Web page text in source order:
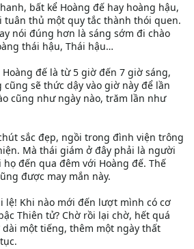
bất kể Hoàng đế hay hoàng hậu,
tuân thủ một quy tắc thành thói quen.
nói đúng hơn là sáng sớm đi chào
thái hậu, Thái hậu…
đế là từ 5 giờ đến 7 giờ sáng,
sẽ thức dậy vào giờ này để lần
cũng như ngày nào, trăm lần như
sắc đẹp, ngồi trong đình viện trông
Mà thái giám ở đây phải là người
đến qua đêm với Hoàng đế. Thế
được may mắn này.
lệ! Khi nào mới đến lượt mình có cơ
Thiên tử? Chờ rồi lại chờ, hết quá
một tiếng, thêm một ngày thất